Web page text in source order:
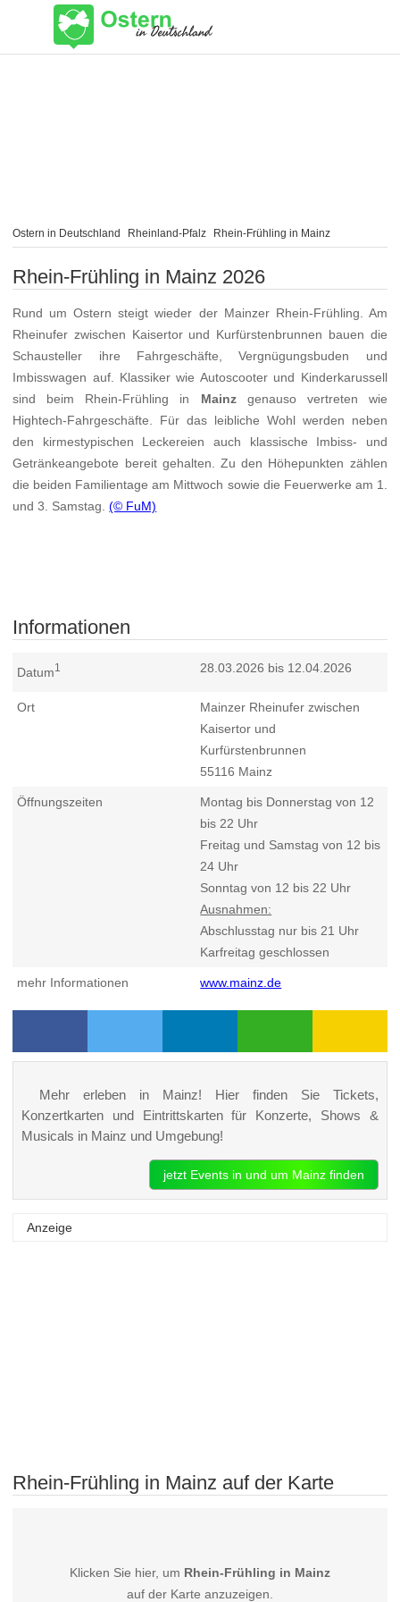
Ostern in Deutschland Rheinland-Pfalz Rhein-Frühling in Mainz
Rhein-Frühling in Mainz 2026
Rund um Ostern steigt wieder der Mainzer Rhein-Frühling. Am
Rheinufer zwischen Kaisertor und Kurfürstenbrunnen bauen die
Schausteller ihre Fahrgeschäfte, Vergnügungsbuden und
Imbisswagen auf. Klassiker wie Autoscooter und Kinderkarussell
sind beim Rhein-Frühling in Mainzgenauso vertreten wie
Hightech-Fahrgeschäfte. Für das leibliche Wohl werden neben
den kirmestypischen Leckereien auch klassische Imbiss- und
Getränkeangebote bereit gehalten. Zu den Höhepunkten zählen
die beiden Familientage am Mittwoch sowie die Feuerwerke am 1.
und 3. Samstag.(© FuM)
Informationen
Datum1 28.03.2026 bis 12.04.2026
Ort
Mainzer Rheinufer zwischen
Kaisertor und
Kurfürstenbrunnen
55116 Mainz
Öffnungszeiten
Montag bis Donnerstag von 12
bis 22 Uhr
Freitag und Samstag von 12 bis
24 Uhr
Sonntag von 12 bis 22 Uhr
Ausnahmen:
Abschlusstag nur bis 21 Uhr
Karfreitag geschlossen
mehr Informationen www.mainz.de
Mehr erleben in Mainz! Hier finden Sie Tickets,
Konzertkarten und Eintrittskarten für Konzerte, Shows &
Musicals in Mainz und Umgebung!
jetzt Events in und um Mainz finden
Anzeige
Rhein-Frühling in Mainz auf der Karte
Klicken Sie hier, um Rhein-Frühling in Mainz
auf der Karte anzuzeigen.